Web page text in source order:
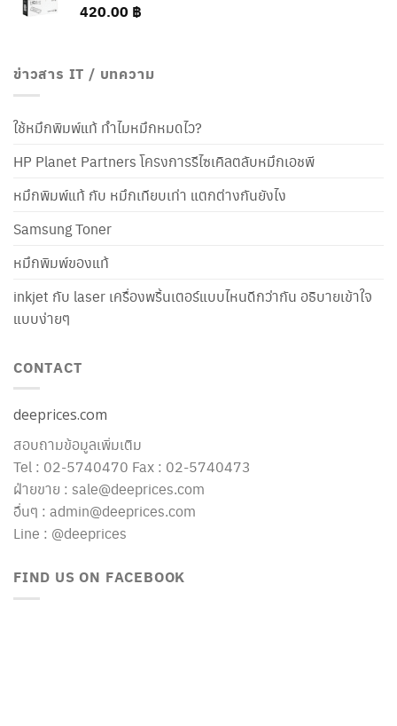
420.00 ฿
ข่าวสาร IT / บทความ
ใช้หมึกพิมพ์แท้ ทำไมหมึกหมดไว?
HP Planet Partners โครงการรีไซเคิลตลับหมึกเอชพี
หมึกพิมพ์แท้ กับ หมึกเทียบเท่า แตกต่างกันยังไง
Samsung Toner
หมึกพิมพ์ของแท้
inkjet กับ laser เครื่องพริ้นเตอร์แบบไหนดีกว่ากัน อธิบายเข้าใจ
แบบง่ายๆ
CONTACT
deeprices.com
สอบถามข้อมูลเพิ่มเติม
Tel : 02-5740470 Fax : 02-5740473
ฝ่ายขาย : sale@deeprices.com
อื่นๆ : admin@deeprices.com
Line : @deeprices
FIND US ON FACEBOOK